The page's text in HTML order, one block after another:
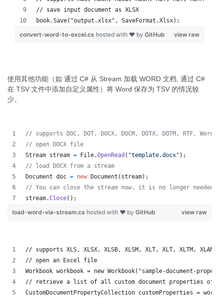
// save input document as XLSX
book.Save("output.xlsx", SaveFormat.Xlsx);
view raw
convert-word-to-excel.cs hosted with ❤ by GitHub
使用其他功能（如 通过 C# 从 Stream 加载 WORD 文档, 通过 C#
在 TSV 文件中添加自定义属性）将 Word 保存为 TSV 的情况较
少。
// supports DOC, DOT, DOCX, DOCM, DOTX, DOTM, RTF,
// open DOCX file
Stream stream = File.OpenRead ( "template.docx" ) ;
// load DOCX from a stream
Document doc = new Document ( stream) ;
// You can close the stream now, it is no longer needed
stream.Close( ) ;
view raw
load-word-via-stream.cs hosted with ❤ by GitHub
// supports XLS, XLSX, XLSB, XLSM, XLT, XLT, XLTM,
// open an Excel file
Workbook workbook = new Workbook("sample-document-
// retrieve a list of all custom document properties of
CustomDocumentPropertyCollection customProperties =